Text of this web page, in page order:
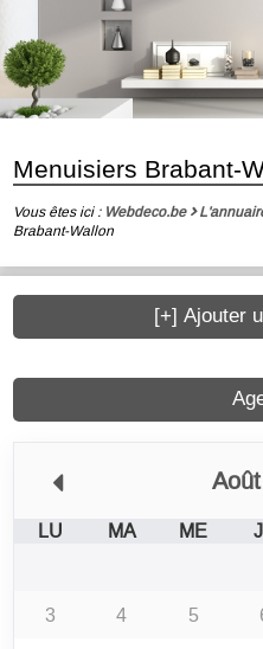
Menuisiers Brabant-
Vous êtes ici : Webdeco.be
Brabant-Wallon
LU MA ME
3
4 5
[+] Ajouter